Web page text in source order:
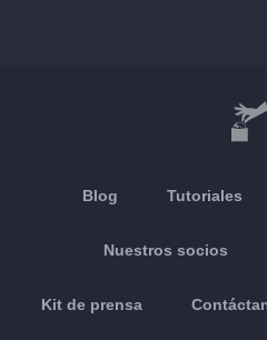
Blog Tutoriales
Nuestros socios
Kit de prensa